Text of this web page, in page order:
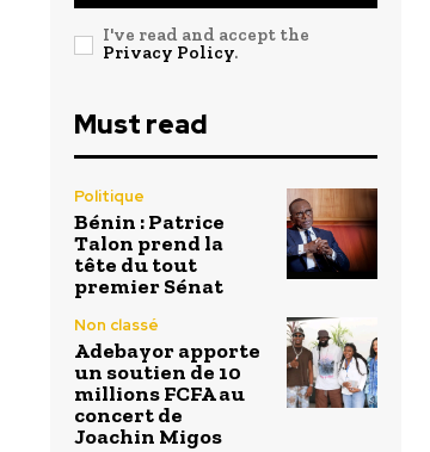
I've read and accept the
Privacy Policy.
Must read
Politique
Bénin : Patrice
Talon prend la
tête du tout
premier Sénat
Non classé
Adebayor apporte
un soutien de 10
millions FCFA au
concert de
Joachin Migos